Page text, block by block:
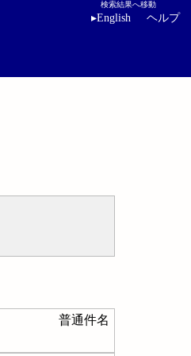
検索結果へ移動
▸English ヘルプ
普通件名